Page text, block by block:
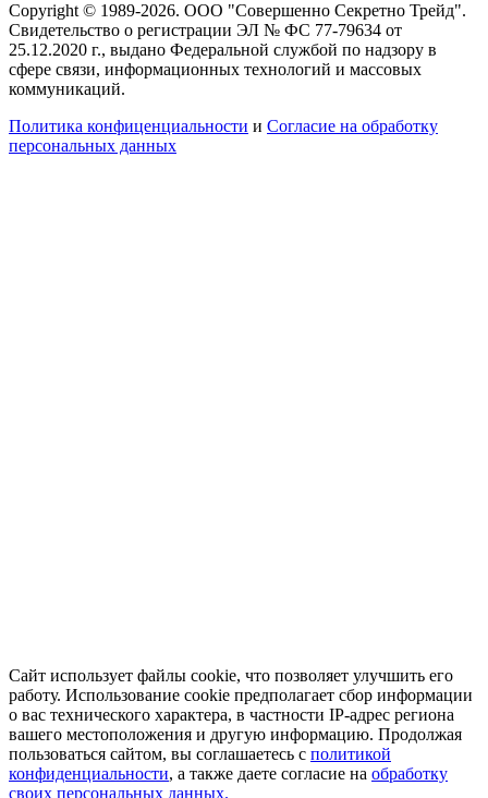
Copyright © 1989-2026. ООО "Совершенно Секретно Трейд".
Свидетельство о регистрации ЭЛ № ФС 77-79634 от
25.12.2020 г., выдано Федеральной службой по надзору в
сфере связи, информационных технологий и массовых
коммуникаций.
Политика конфиценциальности и Согласие на обработку
персональных данных
Сайт использует файлы cookie, что позволяет улучшить его
работу. Использование cookie предполагает сбор информации
о вас технического характера, в частности IP-адрес региона
вашего местоположения и другую информацию. Продолжая
пользоваться сайтом, вы соглашаетесь с политикой
конфиденциальности, а также даете согласие на обработку
своих персональных данных.